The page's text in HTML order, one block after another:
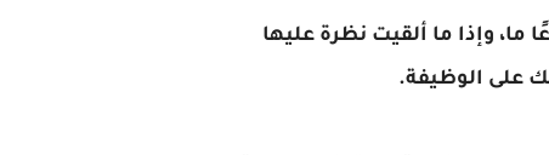
وإذا ما ألقيت نظرة عليها
على الوظيفة.